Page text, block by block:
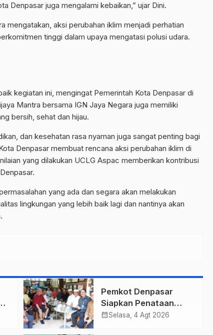
Denpasar juga mengalami kebaikan,” ujar Dini.
mengatakan, aksi perubahan iklim menjadi perhatian
tinggi dalam upaya mengatasi polusi udara.
kegiatan ini, mengingat Pemerintah Kota Denpasar di
Mantra bersama IGN Jaya Negara juga memiliki
bersih, sehat dan hijau.
dan kesehatan rasa nyaman juga sangat penting bagi
Denpasar membuat rencana aksi perubahan iklim di
yang dilakukan UCLG Aspac memberikan kontribusi
yang ada dan segara akan melakukan
lingkungan yang lebih baik lagi dan nantinya akan
Pemkot Denpasar
Siapkan Penataan
Wajah Pusat Kota,
calendar_monthSelasa, 4 Agt 2026